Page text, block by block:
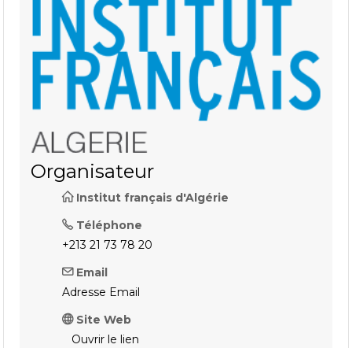
Organisateur
Institut français d'Algérie
Téléphone
+213 21 73 78 20
Email
Adresse Email
Site Web
Ouvrir le lien